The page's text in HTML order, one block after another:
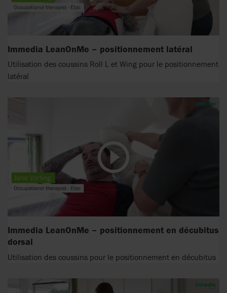
Immedia LeanOnMe – positionnement latéral
Utilisation des coussins Roll L et Wing pour le positionnement
latéral
Immedia LeanOnMe – positionnement en décubitus
dorsal
Utilisation des coussins pour le positionnement en décubitus